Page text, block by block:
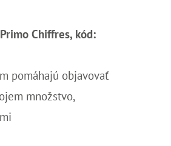
Chiffres, kód:
pomáhajú objavovať
množstvo,